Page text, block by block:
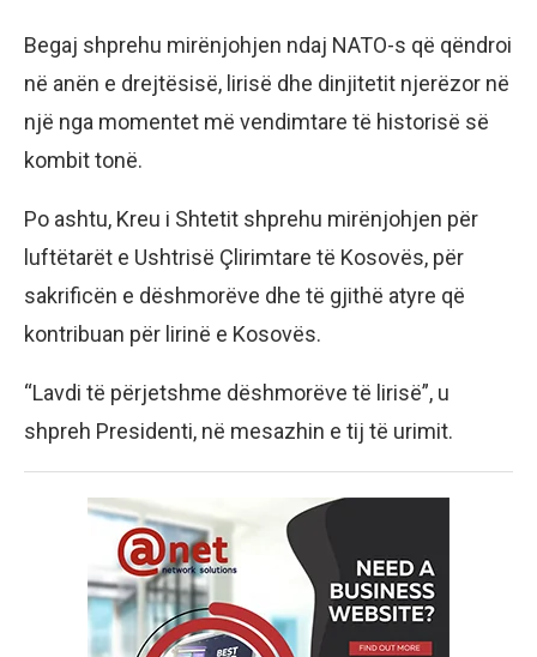
Begaj shprehu mirënjohjen ndaj NATO-s që qëndroi
në anën e drejtësisë, lirisë dhe dinjitetit njerëzor në
një nga momentet më vendimtare të historisë së
kombit tonë.
Po ashtu, Kreu i Shtetit shprehu mirënjohjen për
luftëtarët e Ushtrisë Çlirimtare të Kosovës, për
sakrificën e dëshmorëve dhe të gjithë atyre që
kontribuan për lirinë e Kosovës.
“Lavdi të përjetshme dëshmorëve të lirisë”, u
shpreh Presidenti, në mesazhin e tij të urimit.